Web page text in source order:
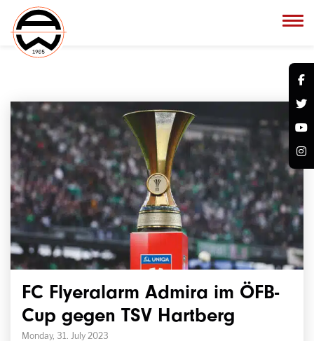
FC Flyeralarm Admira im ÖFB-
Cup gegen TSV Hartberg
Monday, 31. July 2023